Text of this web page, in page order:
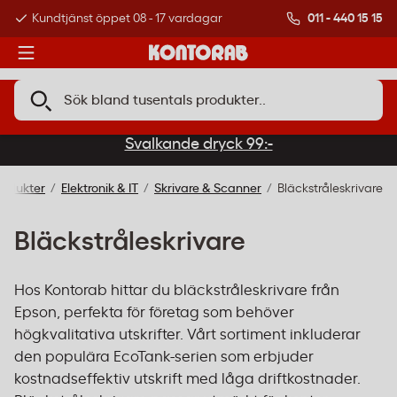
Kundtjänst öppet 08 - 17 vardagar Över 500 000
011 - 440 15 15
Svalkande dryck 99:-
Elektronik & IT Skrivare & Scanner Bläckstråleskrivare
Bläckstråleskrivare
Hos Kontorab hittar du bläckstråleskrivare från
Epson, perfekta för företag som behöver
högkvalitativa utskrifter. Vårt sortiment inkluderar
den populära EcoTank-serien som erbjuder
kostnadseffektiv utskrift med låga driftkostnader.